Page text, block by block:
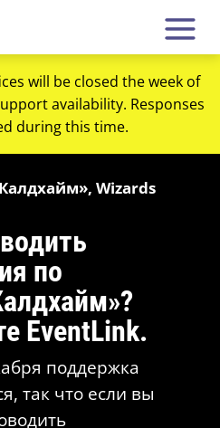
will be closed the week of
availability. Responses
during this time.
Wizards
по
EventLink.
поддержка
так что если вы